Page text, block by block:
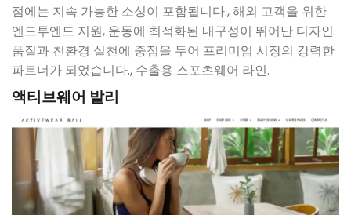
점에는 지속 가능한 소싱이 포함됩니다., 해외 고객을 위한
엔드투엔드 지원, 운동에 최적화된 내구성이 뛰어난 디자인.
품질과 친환경 실천에 중점을 두어 프리미엄 시장의 강력한
파트너가 되었습니다., 수출용 스포츠웨어 라인.
액티브웨어 발리